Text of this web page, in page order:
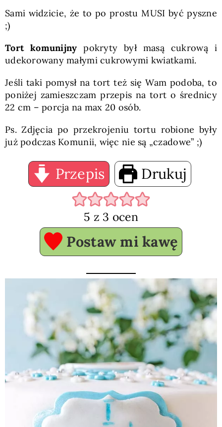
Sami widzicie, że to po prostu MUSI być pyszne
;)
Tort komunijny pokryty był masą cukrową i
udekorowany małymi cukrowymi kwiatkami.
Jeśli taki pomysł na tort też się Wam podoba, to
poniżej zamieszczam przepis na tort o średnicy
22 cm – porcja na max 20 osób.
Ps. Zdjęcia po przekrojeniu tortu robione były
już podczas Komunii, więc nie są „czadowe” ;)
Przepis Drukuj
5 z 3 ocen
Postaw mi kawę